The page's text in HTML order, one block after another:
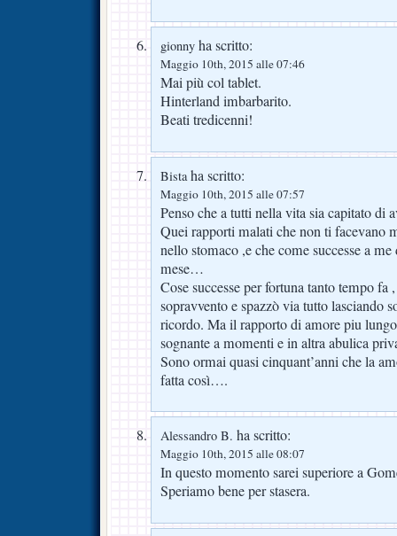
gionny ha scritto:
Maggio 10th, 2015 alle 07:46
Mai più col tablet.
Hinterland imbarbarito.
Beati tredicenni!
Bistaha scritto:
Maggio 10th, 2015 alle 07:57
Penso che a tutti nella vita sia capitato di
Quei rapporti malati che non ti facevano
nello stomaco ,e che come successe a
mese…
Cose successe per fortuna tanto tempo
sopravvento e spazzò via tutto lasciando
ricordo. Ma il rapporto di amore piu
sognante a momenti e in altra abulica
Sono ormai quasi cinquant’anni che la
fatta così….
Alessandro B. ha scritto:
Maggio 10th, 2015 alle 08:07
In questo momento sarei superiore a
Speriamo bene per stasera.